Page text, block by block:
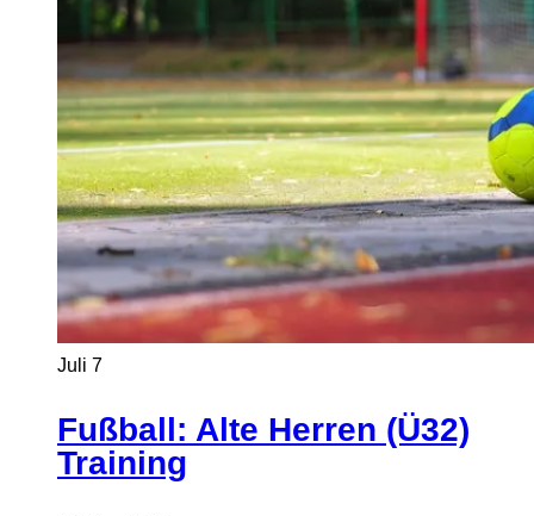
Juli 7
Fußball: Alte Herren (Ü32)
Training